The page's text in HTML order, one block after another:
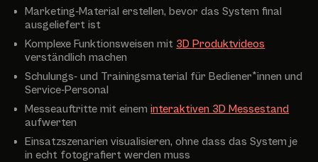
Marketing-Material erstellen, bevor das System final
ausgeliefert ist
Komplexe Funktionsweisen mit 3D Produktvideos
verständlich machen
Schulungs- und Trainingsmaterial für Bediener*innen und
Service-Personal
Messeauftritte mit eineminteraktiven 3D Messestand
aufwerten
Einsatzszenarien visualisieren, ohne dass das System je
in echt fotografiert werden muss